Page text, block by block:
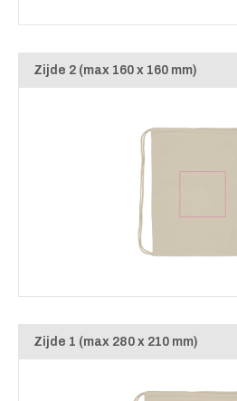
Zijde 2 (max 160 x 160 mm)
Zijde 1 (max 280 x 210 mm)